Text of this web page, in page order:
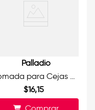
Palladio
Pomada para Cejas Waterproof Castaño Medio.
$16,15